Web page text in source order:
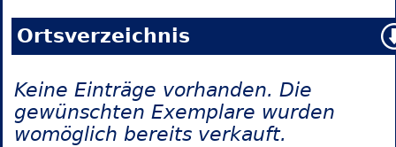
Ortsverzeichnis
Keine Einträge vorhanden. Die
gewünschten Exemplare wurden
womöglich bereits verkauft.